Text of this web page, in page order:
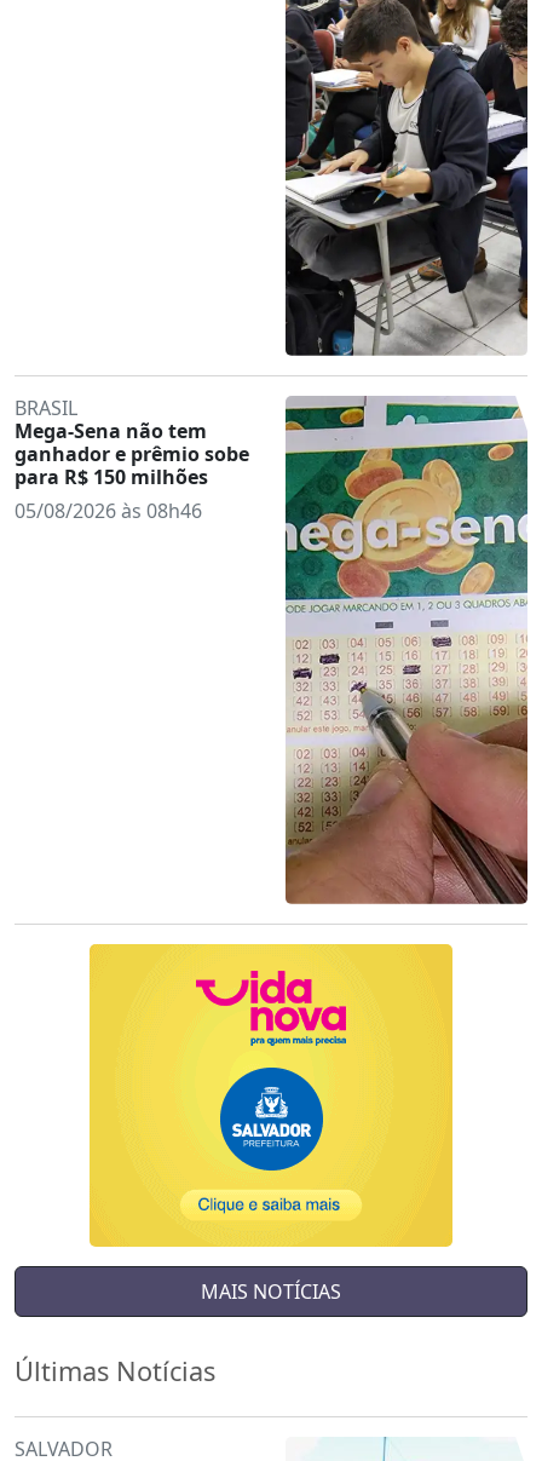
BRASIL
Mega-Sena não tem
ganhador e prêmio sobe
para R$ 150 milhões
05/08/2026 às 08h46
MAIS NOTÍCIAS
Últimas Notícias
SALVADOR